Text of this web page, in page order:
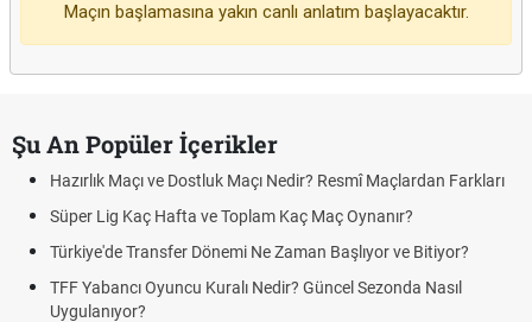
Maçın başlamasına yakın canlı anlatım başlayacaktır.
Şu An Popüler İçerikler
Hazırlık Maçı ve Dostluk Maçı Nedir? Resmî Maçlardan Farkları
Süper Lig Kaç Hafta ve Toplam Kaç Maç Oynanır?
Türkiye'de Transfer Dönemi Ne Zaman Başlıyor ve Bitiyor?
TFF Yabancı Oyuncu Kuralı Nedir? Güncel Sezonda Nasıl
Uygulanıyor?